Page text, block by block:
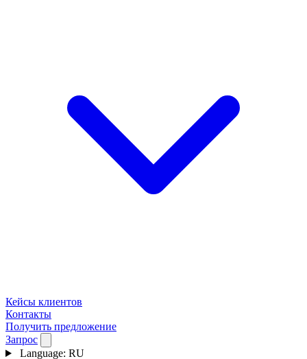
Кейсы клиентов
Контакты
Получить предложение
Запрос
Language: RU